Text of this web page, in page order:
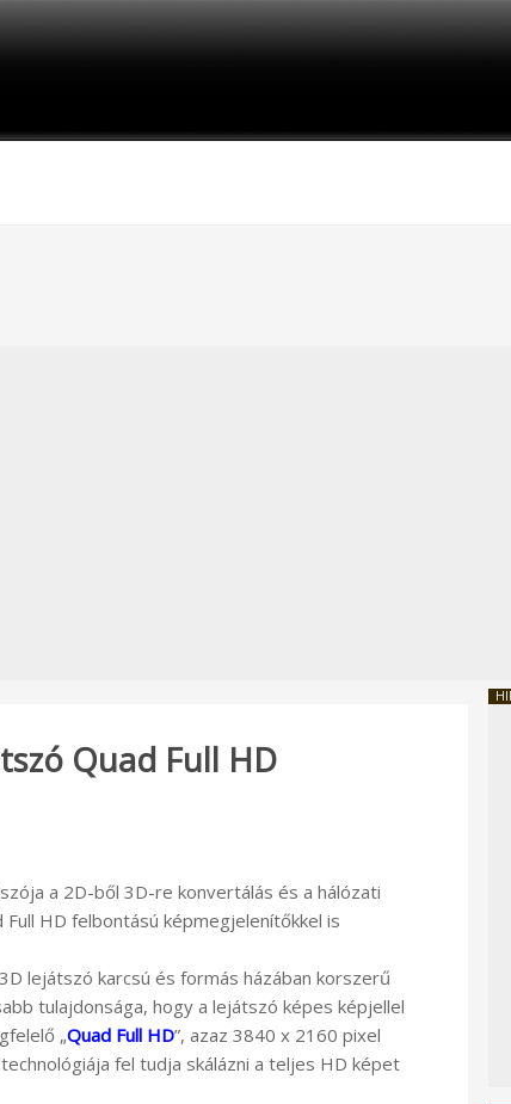
Quad Full HD
a 2D-ből 3D-re konvertálás és a hálózati
HD felbontású képmegjelenítőkkel is
lejátszó karcsú és formás házában korszerű
tulajdonsága, hogy a lejátszó képes képjellel
„Quad Full HD”, azaz 3840 x 2160 pixel
fel tudja skálázni a teljes HD képet